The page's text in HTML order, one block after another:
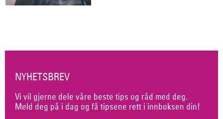
NYHETSBREV
Vi vil gjerne dele våre beste tips og råd med deg.
Meld deg på i dag og få tipsene rett i innboksen din!